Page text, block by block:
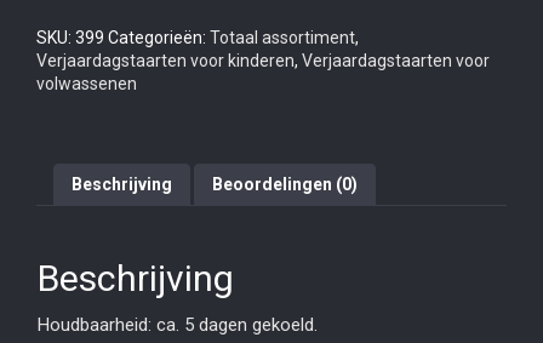
SKU: 399 Categorieën: Totaal assortiment,
Verjaardagstaarten voor kinderen, Verjaardagstaarten voor
volwassenen
Beschrijving Beoordelingen (0)
Beschrijving
Houdbaarheid: ca. 5 dagen gekoeld.